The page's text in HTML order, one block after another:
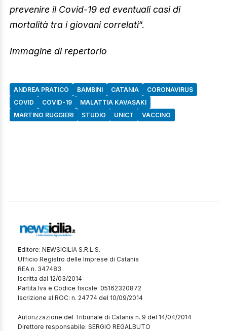
prevenire il Covid-19 ed eventuali casi di
mortalità tra i giovani correlati“.
Immagine di repertorio
ANDREA PRATICÒ BAMBINI CATANIA
CORONAVIRUS
COVID
COVID-19
MALATTIA KAVASAKI
MARTINO RUGGIERI
STUDIO UNICT VACCINO
Editore: NEWSICILIA S.R.L.S.
Ufficio Registro delle Imprese di Catania
REA n. 347483
Iscritta dal 12/03/2014
Partita Iva e Codice fiscale: 05162320872
Iscrizione al ROC: n. 24774 del 10/09/2014
Autorizzazione del Tribunale di Catania n. 9 del 14/04/2014
Direttore responsabile: SERGIO REGALBUTO